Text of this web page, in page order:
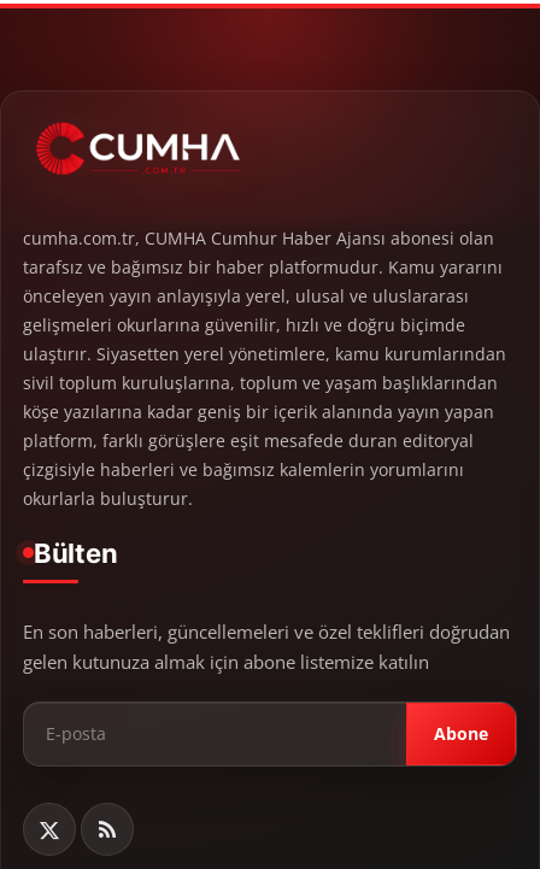
cumha.com.tr, CUMHA Cumhur Haber Ajansı abonesi olan
tarafsız ve bağımsız bir haber platformudur. Kamu yararını
önceleyen yayın anlayışıyla yerel, ulusal ve uluslararası
gelişmeleri okurlarına güvenilir, hızlı ve doğru biçimde
ulaştırır. Siyasetten yerel yönetimlere, kamu kurumlarından
sivil toplum kuruluşlarına, toplum ve yaşam başlıklarından
köşe yazılarına kadar geniş bir içerik alanında yayın yapan
platform, farklı görüşlere eşit mesafede duran editoryal
çizgisiyle haberleri ve bağımsız kalemlerin yorumlarını
okurlarla buluşturur.
Bülten
En son haberleri, güncellemeleri ve özel teklifleri doğrudan
gelen kutunuza almak için abone listemize katılın
Abone